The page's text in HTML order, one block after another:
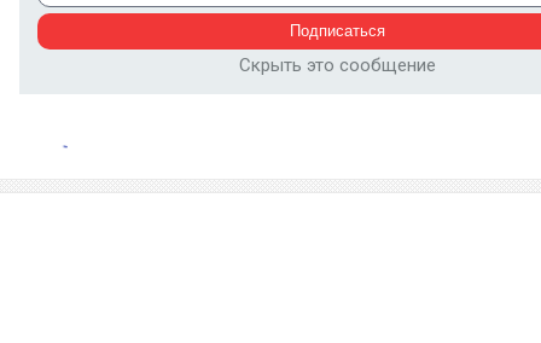
Скрыть это сообщение